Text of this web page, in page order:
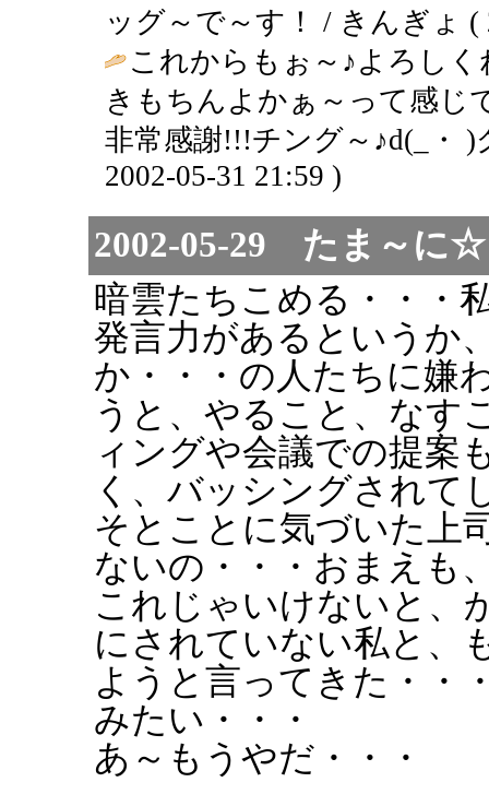
ッグ～で～す！ / きんぎょ (
これからもぉ～♪よろし
きもちんよかぁ～って感じ
非常感謝!!!チング～♪d(_・
2002-05-31 21:59 )
2002-05-29 たま～に
暗雲たちこめる・・・
発言力があるというか
か・・・の人たちに嫌
うと、やること、なす
ィングや会議での提案
く、バッシングされて
そとことに気づいた上
ないの・・・おまえも
これじゃいけないと、
にされていない私と、
ようと言ってきた・・
みたい・・・
あ～もうやだ・・・